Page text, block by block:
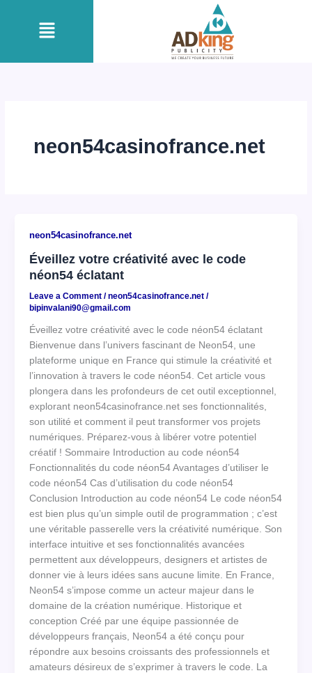
Menu
neon54casinofrance.net
neon54casinofrance.net
Éveillez votre créativité avec le code
néon54 éclatant
Leave a Comment /neon54casinofrance.net/
bipinvalani90@gmail.com
Éveillez votre créativité avec le code néon54 éclatant
Bienvenue dans l’univers fascinant de Neon54, une
plateforme unique en France qui stimule la créativité et
l’innovation à travers le code néon54. Cet article vous
plongera dans les profondeurs de cet outil exceptionnel,
explorant neon54casinofrance.net ses fonctionnalités,
son utilité et comment il peut transformer vos projets
numériques. Préparez-vous à libérer votre potentiel
créatif ! Sommaire Introduction au code néon54
Fonctionnalités du code néon54 Avantages d’utiliser le
code néon54 Cas d’utilisation du code néon54
Conclusion Introduction au code néon54 Le code néon54
est bien plus qu’un simple outil de programmation ; c’est
une véritable passerelle vers la créativité numérique. Son
interface intuitive et ses fonctionnalités avancées
permettent aux développeurs, designers et artistes de
donner vie à leurs idées sans aucune limite. En France,
Neon54 s’impose comme un acteur majeur dans le
domaine de la création numérique. Historique et
conception Créé par une équipe passionnée de
développeurs français, Neon54 a été conçu pour
répondre aux besoins croissants des professionnels et
amateurs désireux de s’exprimer à travers le code. La